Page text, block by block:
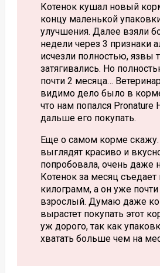
Котенок кушал новый
концу маленькой
улучшения. Далее взяли
недели через 3 признаки
исчезли полностью, язвы
затягивались. Но
почти 2 месяца…
видимо дело было в
что нам попался Pronature
дальше его покупать.
Еще о самом корме скажу.
выглядят красиво и
попробовала, очень даже
Котенок за месяц
килограмм, а он уже
взрослый. Думаю даже
вырастет покупать этот
уж дорого, так как
хватать больше чем на